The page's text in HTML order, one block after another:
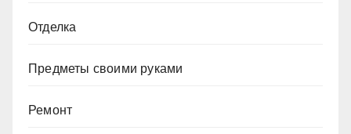
Отделка
Предметы своими руками
Ремонт